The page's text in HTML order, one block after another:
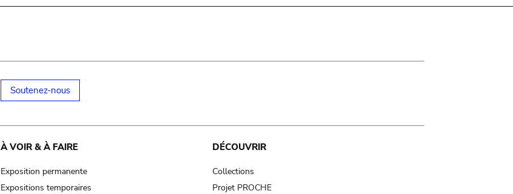
Soutenez-nous
À VOIR & À FAIRE
Exposition permanente
Expositions temporaires
DÉCOUVRIR
Collections
Projet PROCHE